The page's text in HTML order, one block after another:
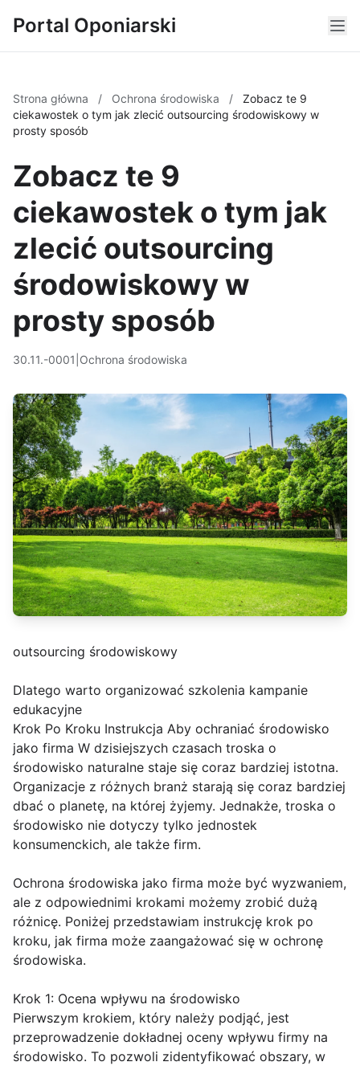
Portal Oponiarski
Strona główna / Ochrona środowiska /
Zobacz te 9
ciekawostek o tym jak zlecić outsourcing środowiskowy w
prosty sposób
Zobacz te 9
ciekawostek o tym jak
zlecić outsourcing
środowiskowy w
prosty sposób
30.11.-0001 Ochrona środowiska
outsourcing środowiskowy
Dlatego warto organizować szkolenia kampanie
edukacyjne
Krok Po Kroku Instrukcja Aby ochraniać środowisko
jako firma W dzisiejszych czasach troska o
środowisko naturalne staje się coraz bardziej istotna.
Organizacje z różnych branż starają się coraz bardziej
dbać o planetę, na której żyjemy. Jednakże, troska o
środowisko nie dotyczy tylko jednostek
konsumenckich, ale także firm.
Ochrona środowiska jako firma może być wyzwaniem,
ale z odpowiednimi krokami możemy zrobić dużą
różnicę. Poniżej przedstawiam instrukcję krok po
kroku, jak firma może zaangażować się w ochronę
środowiska.
Krok 1: Ocena wpływu na środowisko
Pierwszym krokiem, który należy podjąć, jest
przeprowadzenie dokładnej oceny wpływu firmy na
środowisko. To pozwoli zidentyfikować obszary, w